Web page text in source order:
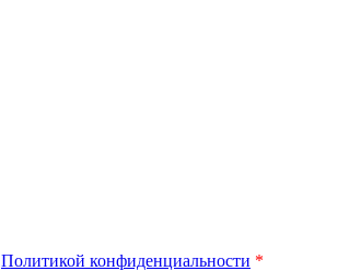
Политикой конфиденциальности *